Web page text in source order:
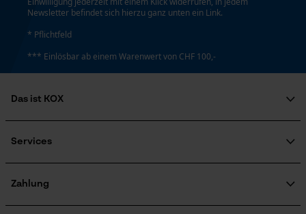
Newsletter befindet sich hierzu ganz unten ein Link.
* Pflichtfeld
*** Einlösbar ab einem Warenwert von CHF 100,-
Das ist KOX
Soziales Engagement
Newsletter-Anmeldung
Services
Zertifizierte Qualität von KOX
Zahlung